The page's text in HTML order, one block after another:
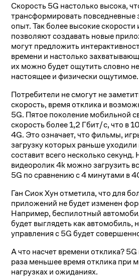
Скорость 5G настолько высока,
трансформировать повседневные
опыт. Так более высокие скорости
позволяют создавать новые
могут предложить
времени и настолько
их можно будет ощутить словно
настоящее и физически ощутимое.
Потребители не смогут не
скорость, время отклика и
5G. Пятое поколение мобильной
скорость более 1,2 Гбит/с, что в
4G. Это означает, что фильмы,
загрузку которых раньше
составит всего несколько
видеоролик 4k можно загрузить
5G по сравнению с 4 минутами в
Ган Сиок Хун отметила, что для
приложений не будет изменен
Например, беспилотный
будет выглядеть как автомобиль,
управления с 5G будет
А что насчет времени отклика? 5G
раза меньшее время отклика при
нагрузках и ожиданиях.